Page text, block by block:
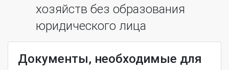
хозяйств без образования
юридического лица
Документы, необходимые для